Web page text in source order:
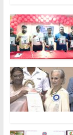
e
b
o
o
k
t
t
e
r
i
l
t
s
A
p
p